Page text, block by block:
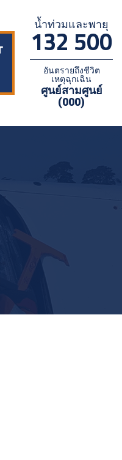
น้ำท่วมและพายุ
132 500
อันตรายถึงชีวิต
เหตุฉุกเฉิน
ศูนย์สามศูนย์
(000)